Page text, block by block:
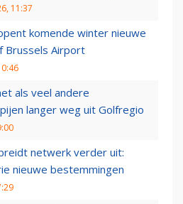
11:37
komende winter nieuwe
Brussels Airport
als veel andere
langer weg uit Golfregio
netwerk verder uit:
nieuwe bestemmingen